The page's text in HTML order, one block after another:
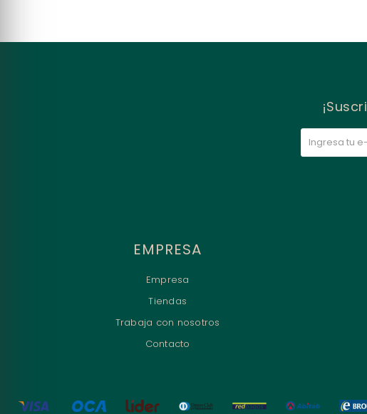
EMPRESA
Empresa
Tiendas
Trabaja con nosotros
Contacto